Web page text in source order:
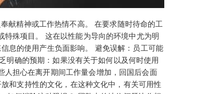
献精神或工作热情不高。 在要求随时待命的工
殊项目。 这在以性能为导向的环境中尤为明
息的使用产生负面影响。 避免误解：员工可能
明确的预期：如果没有关于如何以及何时使用
担心在离开期间工作量会增加，回国后会面
和支持性的文化，在这种文化中，有关可用性